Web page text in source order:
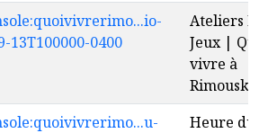
13T100000-0400
Ateliers
Jeux |
vivre à
Rimouski
Heure du